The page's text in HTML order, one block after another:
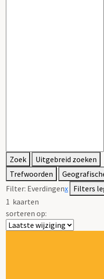
Zoek
Uitgebreid zoeken
Trefwoorden
Filter: Everdingenx Filters
1 kaarten
sorteren op: